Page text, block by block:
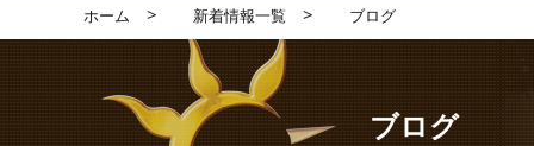
ホーム > 新着情報一覧 > ブログ
ブログ